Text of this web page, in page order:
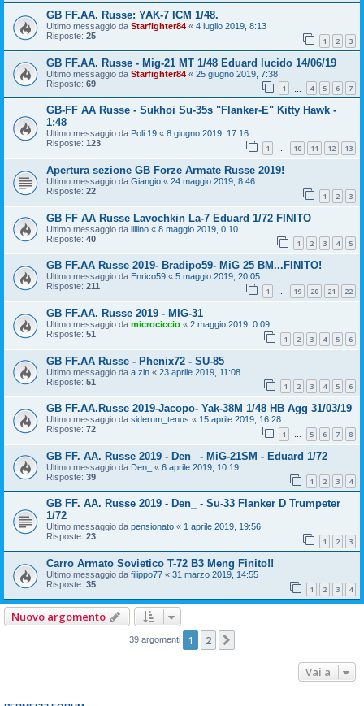
GB FF.AA. Russe: YAK-7 ICM 1/48.
Ultimo messaggio da Starfighter84 « 4 luglio 2019, 8:13
Risposte: 25 1 2 3
GB FF.AA. Russe - Mig-21 MT 1/48 Eduard lucido 14/06/19
Ultimo messaggio da Starfighter84 « 25 giugno 2019, 7:38
Risposte: 69 1 4 5 6 7
GB-FF AA Russe - Sukhoi Su-35s "Flanker-E" Kitty Hawk -
1:48
Ultimo messaggio da Poli 19 « 8 giugno 2019, 17:16
Risposte: 123 1 … 10 11 12 13
Apertura sezione GB Forze Armate Russe 2019!
Ultimo messaggio da Giangio « 24 maggio 2019, 8:46
Risposte: 22 1 2 3
GB FF AA Russe Lavochkin La-7 Eduard 1/72 FINITO
Ultimo messaggio da lillino « 8 maggio 2019, 0:10
Risposte: 40 1 2 3 4 5
GB FF.AA Russe 2019- Bradipo59- MiG 25 BM...FINITO!
Ultimo messaggio da Enrico59 « 5 maggio 2019, 20:05
Risposte: 211 1 … 19 20 21 22
GB FF.AA. Russe 2019 - MIG-31
Ultimo messaggio da microciccio « 2 maggio 2019, 0:09
Risposte: 51 1 2 3 4 5 6
GB FF.AA Russe - Phenix72 - SU-85
Ultimo messaggio da a.zin « 23 aprile 2019, 11:08
Risposte: 51 1 2 3 4 5 6
GB FF.AA.Russe 2019-Jacopo- Yak-38M 1/48 HB Agg 31/03/19
Ultimo messaggio da siderum_tenus « 15 aprile 2019, 16:28
Risposte: 72 1 … 5 6 7 8
GB FF. AA. Russe 2019 - Den_ - MiG-21SM - Eduard 1/72
Ultimo messaggio da Den_ « 6 aprile 2019, 10:19
Risposte: 39 1 2 3 4
GB FF. AA. Russe 2019 - Den_ - Su-33 Flanker D Trumpeter
1/72
Ultimo messaggio da pensionato « 1 aprile 2019, 19:56
Risposte: 23 1 2 3
Carro Armato Sovietico T-72 B3 Meng Finito!!
Ultimo messaggio da filippo77 « 31 marzo 2019, 14:55
Risposte: 35 1 2 3 4
Nuovo argomento
39 argomenti 1 2
Vai a